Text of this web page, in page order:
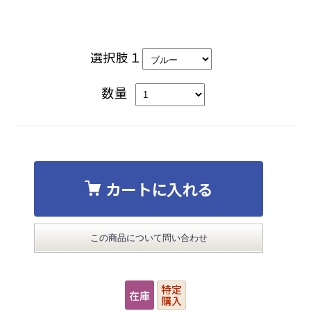
選択肢１
数量
カートに入れる
この商品について問い合わせ